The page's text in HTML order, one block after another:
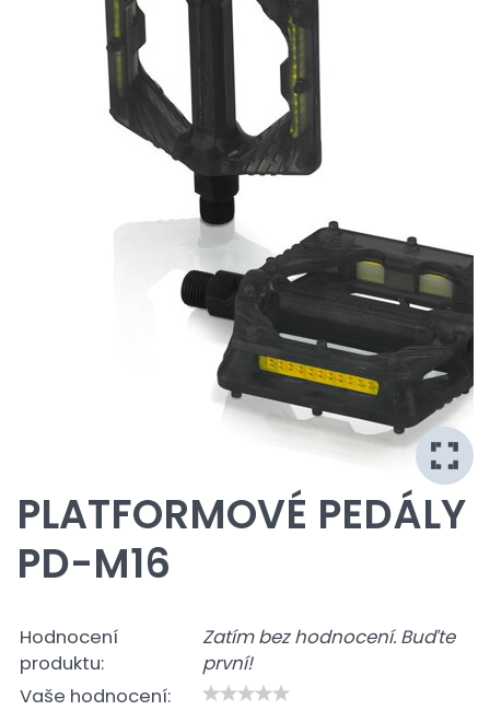
PLATFORMOVÉ PEDÁLY
PD-M16
Hodnocení
produktu:
Zatím bez hodnocení. Buďte
první!
Vaše hodnocení: